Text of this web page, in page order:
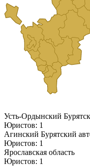
Усть-Ордынский
Юристов: 1
Агинский Бурятский
Юристов: 1
Ярославская область
Юристов: 1